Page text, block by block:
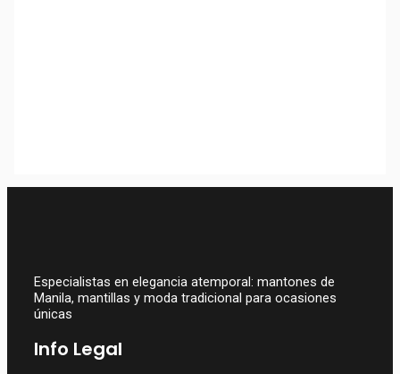
Manton De Manila
Especialistas en elegancia atemporal: mantones de
Manila, mantillas y moda tradicional para ocasiones
únicas
Info Legal